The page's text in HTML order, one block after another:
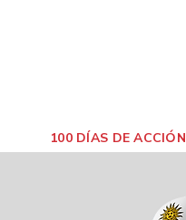
100 DÍAS DE ACCIÓN